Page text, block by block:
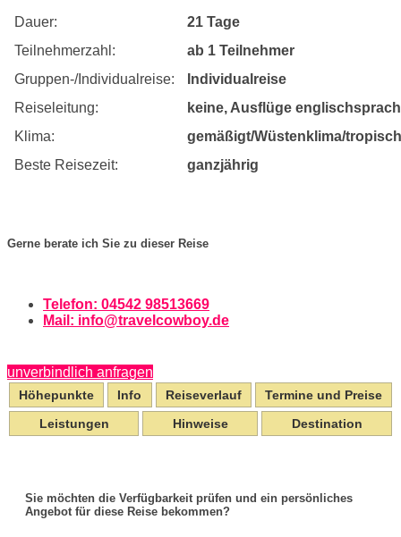
Dauer:
21 Tage
Teilnehmerzahl:
ab 1 Teilnehmer
Gruppen-/Individualreise:
Individualreise
Reiseleitung:
keine, Ausflüge
Klima:
gemäßigt/Wüstenklima/
Beste Reisezeit:
ganzjährig
Gerne berate ich Sie zu dieser Reise
Telefon: 04542 98513669
Mail: info@travelcowboy.de
unverbindlich anfragen
Höhepunkte Info Reiseverlauf
Termine und Preise
Leistungen
Hinweise Destination
Sie möchten die Verfügbarkeit prüfen und ein persönliches
Angebot für diese Reise bekommen?